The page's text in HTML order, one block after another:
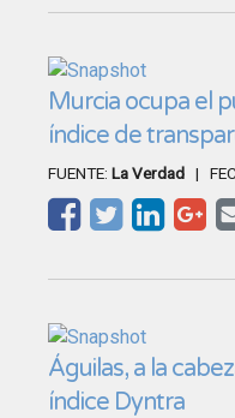
Murcia ocupa el
índice de
FUENTE: La Verdad |
Águilas, a la
índice Dyntra